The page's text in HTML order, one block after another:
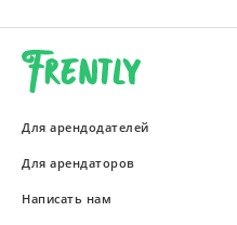
Для арендодателей
Для арендаторов
Написать нам